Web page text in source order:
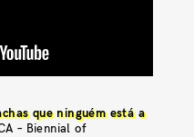
que ninguém está a
– Biennial of